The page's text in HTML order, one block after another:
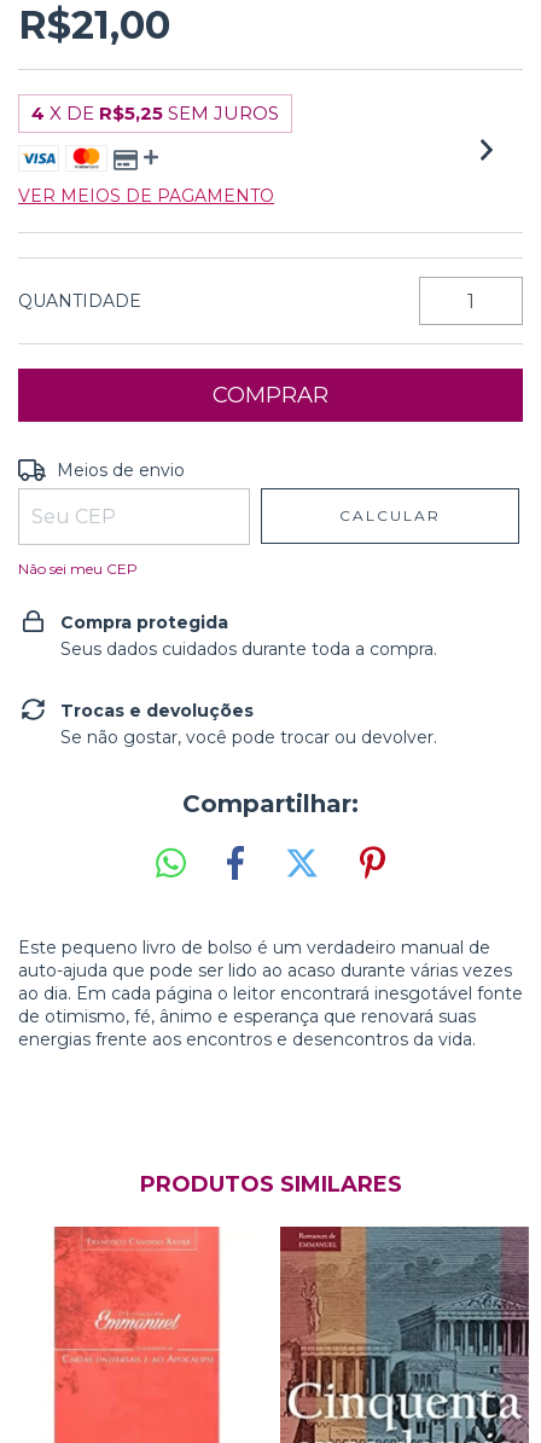
R$21,00
4 X DE R$5,25 SEM JUROS
VER MEIOS DE PAGAMENTO
QUANTIDADE
Entregas para o CEP:
Meios de envio
CALCULAR
Não sei meu CEP
Compra protegida
Seus dados cuidados durante toda a compra.
Trocas e devoluções
Se não gostar, você pode trocar ou devolver.
Compartilhar:
Este pequeno livro de bolso é um verdadeiro manual de
auto-ajuda que pode ser lido ao acaso durante várias vezes
ao dia. Em cada página o leitor encontrará inesgotável fonte
de otimismo, fé, ânimo e esperança que renovará suas
energias frente aos encontros e desencontros da vida.
PRODUTOS SIMILARES